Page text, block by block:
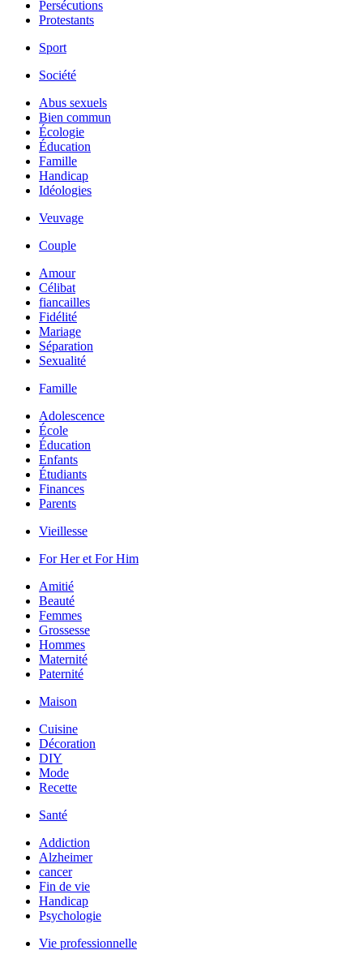
Persécutions
Protestants
Sport
Société
Abus sexuels
Bien commun
Écologie
Éducation
Famille
Handicap
Idéologies
Veuvage
Couple
Amour
Célibat
fiancailles
Fidélité
Mariage
Séparation
Sexualité
Famille
Adolescence
École
Éducation
Enfants
Étudiants
Finances
Parents
Vieillesse
For Her et For Him
Amitié
Beauté
Femmes
Grossesse
Hommes
Maternité
Paternité
Maison
Cuisine
Décoration
DIY
Mode
Recette
Santé
Addiction
Alzheimer
cancer
Fin de vie
Handicap
Psychologie
Vie professionnelle